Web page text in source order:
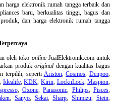
harga elektronik rumah tangga terbaik dan
baru, berkualitas tinggi, bagus dan
dan harga elektronik rumah tangga
oleh toko onlineJualElektronik.com untuk
produkoriginal dengan kualitas bagus
terpilih, seperti Ariston,Cosmos ,Denpoo
Idealife,KDK Kirin, LocknLock,Maspion
, Oxone,Panasonic Philips, Pisces
Sanyo, Sekai,Sharp ,Shimizu ,Stein